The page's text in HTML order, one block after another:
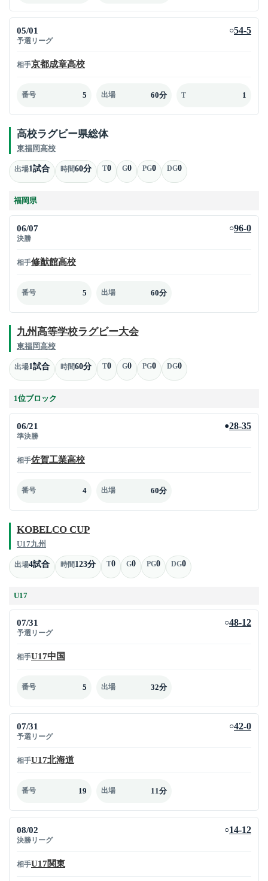
05/01
予選リーグ
○54-5
相手京都成章高校
番号 5 出場 60分 T 1
高校ラグビー県総体
東福岡高校
出場1試合 時間60分 T0 G0 PG0 DG0
福岡県
06/07
決勝
○96-0
相手修猷館高校
番号 5 出場 60分
九州高等学校ラグビー大会
東福岡高校
出場1試合 時間60分 T0 G0 PG0 DG0
1位ブロック
06/21
準決勝
●28-35
相手佐賀工業高校
番号 4 出場 60分
KOBELCO CUP
U17九州
出場4試合 時間123分 T0 G0 PG0 DG0
U17
07/31
予選リーグ
○48-12
相手U17中国
番号 5 出場 32分
07/31
予選リーグ
○42-0
相手U17北海道
番号 19 出場 11分
08/02
決勝リーグ
○14-12
相手U17関東